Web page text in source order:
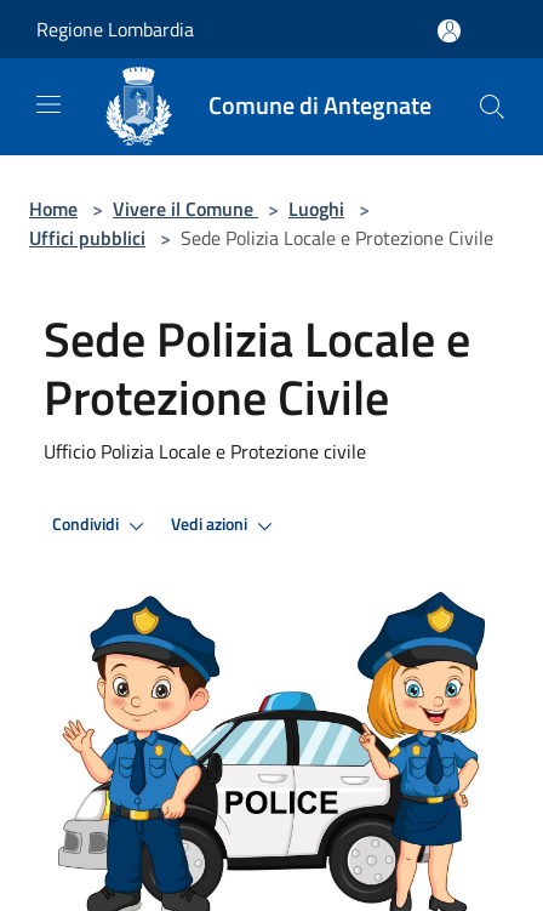
Regione Lombardia
Comune di Antegnate
Home > Vivere il Comune > Luoghi >
Uffici pubblici > Sede Polizia Locale e Protezione Civile
Sede Polizia Locale e
Protezione Civile
Ufficio Polizia Locale e Protezione civile
Condividi Vedi azioni